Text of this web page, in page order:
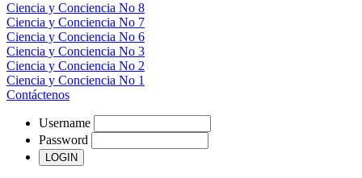
Ciencia y Conciencia No 8
Ciencia y Conciencia No 7
Ciencia y Conciencia No 6
Ciencia y Conciencia No 3
Ciencia y Conciencia No 2
Ciencia y Conciencia No 1
Contáctenos
Username
Password